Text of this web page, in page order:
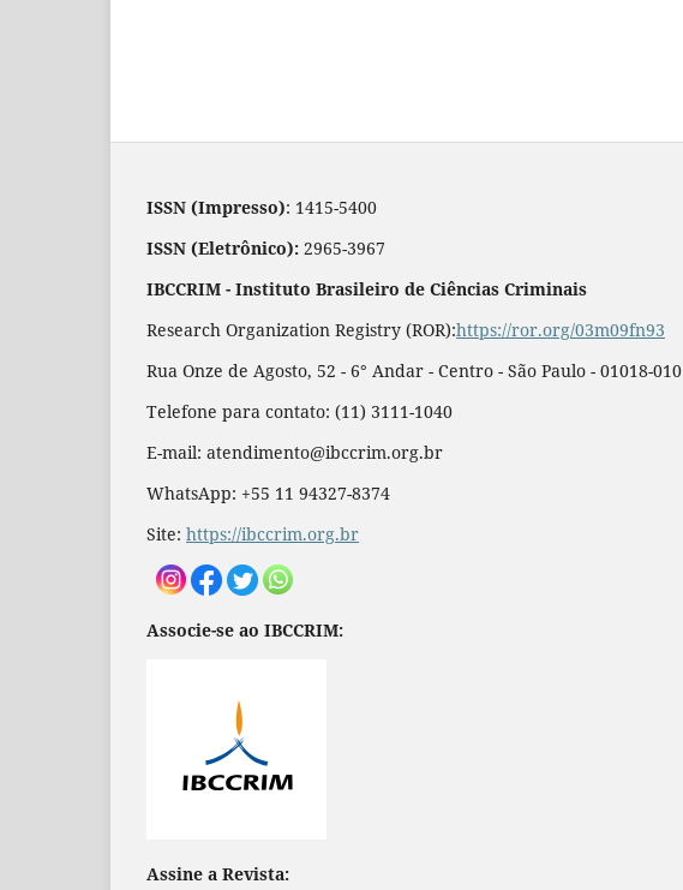
ISSN (Impresso): 1415-5400
ISSN (Eletrônico): 2965-3967
IBCCRIM - Instituto Brasileiro de Ciências Criminais
Research Organization Registry (ROR):https://ror.org/03m09fn93
Rua Onze de Agosto, 52 - 6° Andar - Centro - São Paulo - 01018-010
Telefone para contato: (11) 3111-1040
E-mail: atendimento@ibccrim.org.br
WhatsApp: +55 11 94327-8374
Site: https://ibccrim.org.br
Associe-se ao IBCCRIM:
Assine a Revista: